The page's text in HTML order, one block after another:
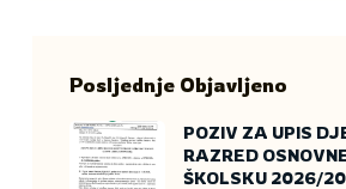
Posljednje Objavljeno
POZIV ZA UPIS
RAZRED
ŠKOLSKU 2026/